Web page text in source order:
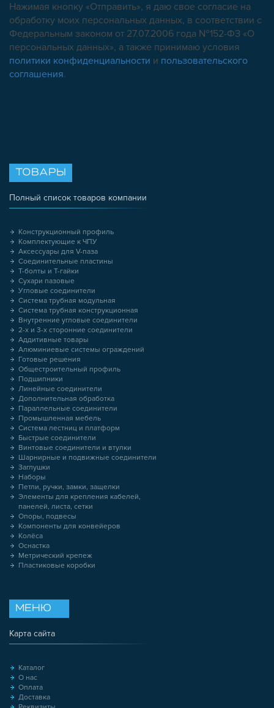
Нажимая кнопку «Отправить», я даю свое согласие на
обработку моих персональных данных, в соответствии с
Федеральным законом от 27.07.2006 года №152-ФЗ «О
персональных данных», а также принимаю условия
политики конфиденциальности и пользовательского
соглашения.
ТОВАРЫ
Полный список товаров компании
Конструкционный профиль
Комплектующие к ЧПУ
Аксессуары для V-паза
Соединительные пластины
Т-болты и Т-гайки
Сухари пазовые
Угловые соединители
Система трубная модульная
Система трубная конструкционная
Внутренние угловые соединители
2-х и 3-х сторонние соединители
Аддитивные товары
Алюминиевые системы ограждений
Готовые решения
Общестроительный профиль
Подшипники
Линейные соединители
Дополнительная обработка
Параллельные соединители
Промышленная мебель
Система лестниц и платформ
Быстрые соединители
Винтовые соединители и втулки
Шарнирные и подвижные соединители
Заглушки
Наборы
Петли, ручки, замки, защелки
Элементы для крепления кабелей,
панелей, листа, сетки
Опоры, подвесы
Компоненты для конвейеров
Колёса
Оснастка
Метрический крепеж
Пластиковые коробки
МЕНЮ
Карта сайта
Каталог
О нас
Оплата
Доставка